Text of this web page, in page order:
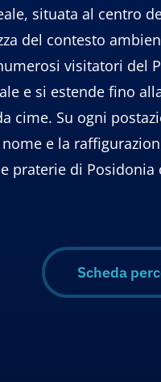
situata al centro
del contesto
visitatori
e si estende fino
cime. Su ogni
e la
praterie di Posidonia
Scheda